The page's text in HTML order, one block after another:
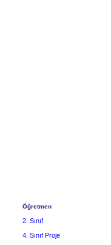
Öğretmen
2. Sınıf
4. Sınıf Proje